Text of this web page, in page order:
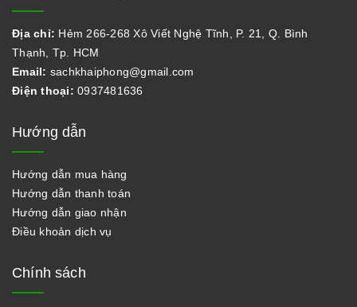
Địa chỉ: Hẻm 266-268 Xô Viết Nghệ Tĩnh, P. 21, Q. Bình
Thạnh, Tp. HCM
Email: sachkhaiphong@gmail.com
Điện thoại: 0937481636
Hướng dẫn
Hướng dẫn mua hàng
Hướng dẫn thanh toán
Hướng dẫn giao nhận
Điều khoản dịch vụ
Chính sách